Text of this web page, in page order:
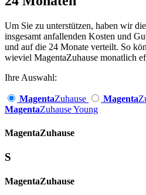
Um Sie zu unterstützen, haben wir
insgesamt anfallenden Kosten und
und auf die 24 Monate verteilt. So
wieviel MagentaZuhause monatlich
Ihre Auswahl:
MagentaZuhause Magenta
MagentaZuhause Young
Magenta­Zuhause
S
Magenta­Zuhause